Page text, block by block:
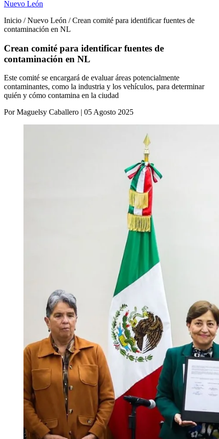
Nuevo León
Inicio / Nuevo León / Crean comité para identificar fuentes de
contaminación en NL
Crean comité para identificar fuentes de
contaminación en NL
Este comité se encargará de evaluar áreas potencialmente
contaminantes, como la industria y los vehículos, para determinar
quién y cómo contamina en la ciudad
Por Maguelsy Caballero | 05 Agosto 2025